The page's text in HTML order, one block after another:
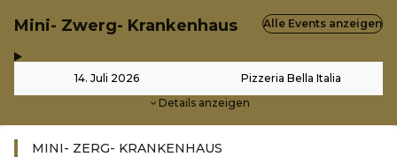
Mini- Zwerg- Krankenhaus
14. Juli 2026 Pizzeria Bella Italia
Details anzeigen
Alle Events anzeigen
MINI- ZERG- KRANKENHAUS